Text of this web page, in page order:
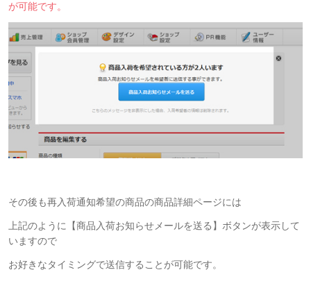
が可能です。
その後も再入荷通知希望の商品の商品詳細ページには
上記のように【商品入荷お知らせメールを送る】ボタンが表示して
いますので
お好きなタイミングで送信することが可能です。